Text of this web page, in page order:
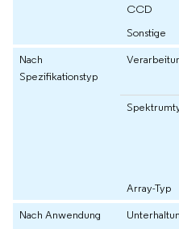
CCD
Sonstige
Nach
Spezifikationstyp
Array-Typ
Nach Anwendung